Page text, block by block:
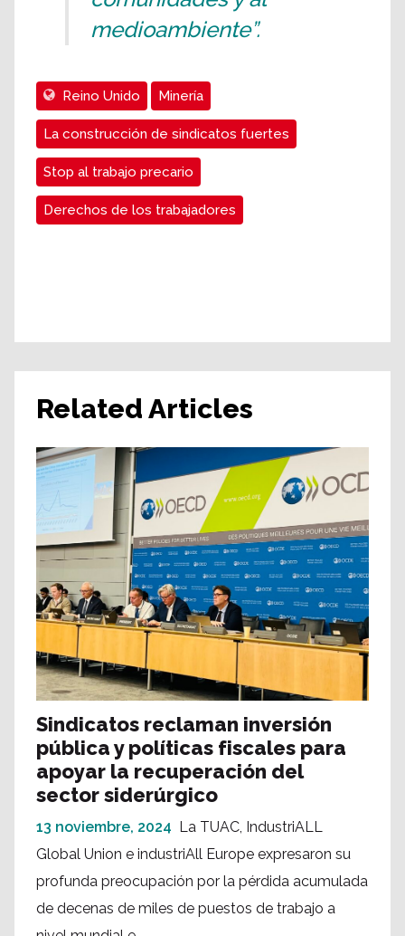
medioambiente”.
Reino Unido Minería
La construcción de sindicatos fuertes
Stop al trabajo precario
Derechos de los trabajadores
Related Articles
Sindicatos reclaman inversión
pública y políticas fiscales para
apoyar la recuperación del
sector siderúrgico
13 noviembre, 2024 La TUAC, IndustriALL
Global Union e industriAll Europe expresaron su
profunda preocupación por la pérdida acumulada
de decenas de miles de puestos de trabajo a